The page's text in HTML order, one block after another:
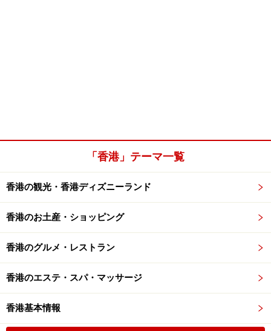
「香港」テーマ一覧
香港の観光・香港ディズニーランド
香港のお土産・ショッピング
香港のグルメ・レストラン
香港のエステ・スパ・マッサージ
香港基本情報